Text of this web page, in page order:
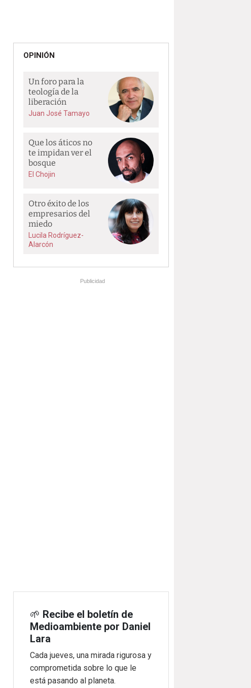
OPINIÓN
Un foro para la
teología de la
liberación
Juan José Tamayo
Que los áticos no
te impidan ver el
bosque
El Chojin
Otro éxito de los
empresarios del
miedo
Lucila Rodríguez-
Alarcón
Publicidad
🌱 Recibe el boletín de
Medioambiente por Daniel
Lara
Cada jueves, una mirada rigurosa y
comprometida sobre lo que le
está pasando al planeta.